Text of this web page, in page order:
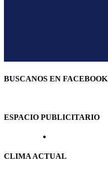
BUSCANOS EN FACEBOOK
ESPACIO PUBLICITARIO
CLIMA ACTUAL